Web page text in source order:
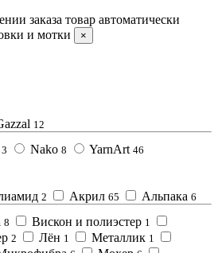
заказа товар автоматически
и мотки
×
12
3 Nako 8 YarnArt 46
2 Акрил 65 Альпака 6
8 Вискон и полиэстер 1
2 Лён 1 Металлик 1